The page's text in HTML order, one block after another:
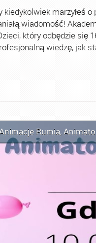
marzyłeś
wiadomość!
który odbędzie się
wiedzę, jak
Rumia,